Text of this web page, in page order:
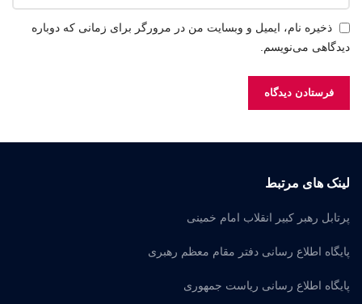
ذخیره نام، ایمیل و وبسایت من در مرورگر برای زمانی که دوباره
دیدگاهی می‌نویسم.
لینک های مرتبط
پرتابل رهبر کبیر انقلاب امام خمینی
پایگاه اطلاع رسانی دفتر مقام معظم رهبری
پایگاه اطلاع رسانی ریاست جمهوری